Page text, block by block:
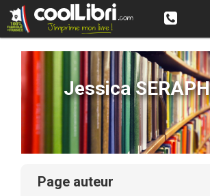
Jessica
page auteur